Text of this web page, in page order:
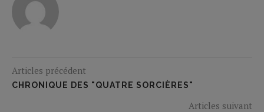
Articles précédent
CHRONIQUE DES "QUATRE SORCIÈRES"
Articles suivant